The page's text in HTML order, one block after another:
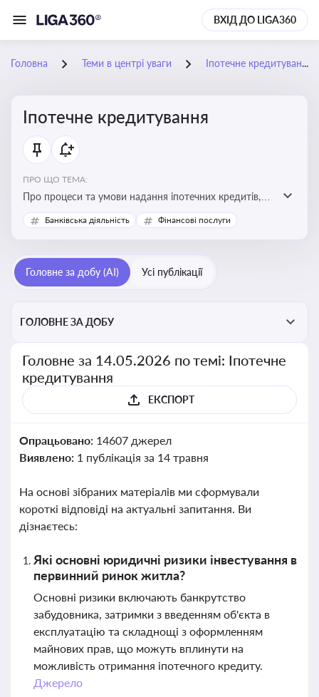
ВХІД ДО LIGA360
Головна Теми в центрі уваги Іпотечне кредитування
Іпотечне кредитування
ПРО ЩО ТЕМА:
Про процеси та умови надання іпотечних кредитів,
зміни у законодавстві та тенденції на ринку житла
Банківська діяльність Фінансові послуги
Головне за добу (AI) Усі публікації
ГОЛОВНЕ ЗА ДОБУ
Головне за 14.05.2026 по темі: Іпотечне
кредитування
ЕКСПОРТ
Опрацьовано: 14607 джерел
Виявлено: 1 публікація за 14 травня
На основі зібраних матеріалів ми сформували
короткі відповіді на актуальні запитання. Ви
дізнаєтесь:
Які основні юридичні ризики інвестування в
первинний ринок житла?
Основні ризики включають банкрутство
забудовника, затримки з введенням об'єкта в
експлуатацію та складнощі з оформленням
майнових прав, що можуть вплинути на
можливість отримання іпотечного кредиту.
Джерело